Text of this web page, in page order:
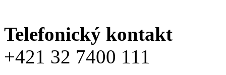
Telefonický kontakt
+421 32 7400 111